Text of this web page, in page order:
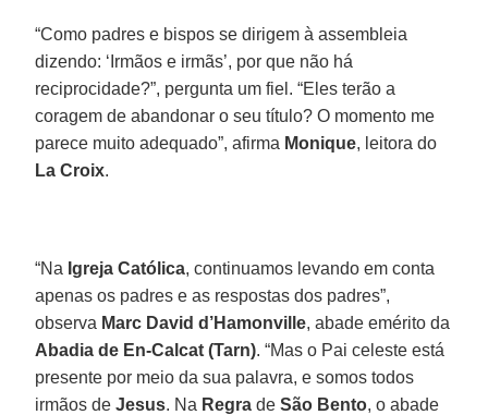
“Como padres e bispos se dirigem à assembleia
dizendo: ‘Irmãos e irmãs’, por que não há
reciprocidade?”, pergunta um fiel. “Eles terão a
coragem de abandonar o seu título? O momento me
parece muito adequado”, afirma Monique, leitora do
La Croix.
“Na Igreja Católica, continuamos levando em conta
apenas os padres e as respostas dos padres”,
observa Marc David d’Hamonville, abade emérito da
Abadia de En-Calcat (Tarn). “Mas o Pai celeste está
presente por meio da sua palavra, e somos todos
irmãos deJesus. Na Regra deSão Bento, o abade